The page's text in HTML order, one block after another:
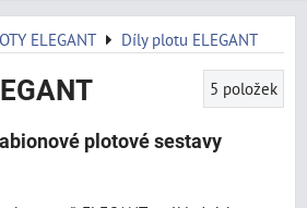
ELEGANT Díly plotu ELEGANT
5 položek
plotové sestavy